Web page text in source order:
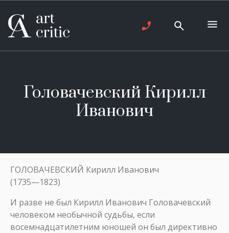
Головачевский Кирилл
Иванович
ГОЛОВАЧЕВСКИЙ Кирилл Иванович
(1735—1823)
И разве не был Кирилл Иванович Головачевский
человеком необычной судьбы, если
восемнадцатилетним юношей он был директивно